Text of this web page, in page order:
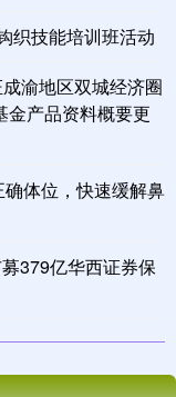
织技能培训班活动
渝地区双城经济圈
金产品资料概要更
体位，快速缓解鼻
379亿华西证券保